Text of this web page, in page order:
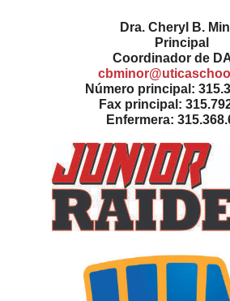
Dra. Cheryl B.
Principal
Coordinador de
Número principal:
Fax principal:
Enfermera: